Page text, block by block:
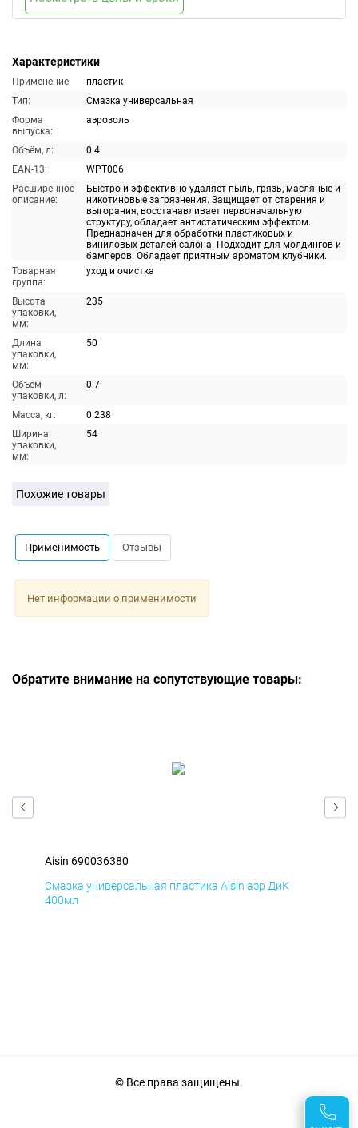
Характеристики
Применение:
пластик
Тип:
Смазка универсальная
Форма
выпуска:
аэрозоль
Объём, л:
0.4
EAN-13:
WPT006
Расширенное
описание:
Быстро и эффективно удаляет пыль, грязь, масляные и
никотиновые загрязнения. Защищает от старения и
выгорания, восстанавливает первоначальную
структуру, обладает антистатическим эффектом.
Предназначен для обработки пластиковых и
виниловых деталей салона. Подходит для молдингов и
бамперов. Обладает приятным ароматом клубники.
Товарная
группа:
уход и очистка
Высота
упаковки,
мм:
235
Длина
упаковки,
мм:
50
Объем
упаковки, л:
0.7
Масса, кг:
0.238
Ширина
упаковки,
мм:
54
Похожие товары
Применимость Отзывы
Нет информации о применимости
Обратите внимание на сопутствующие товары:
Aisin 690036380
Смазка универсальная пластика Aisin аэр ДиК
400мл
© Все права защищены.